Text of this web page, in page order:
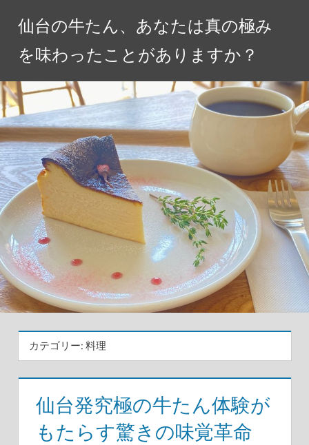
ツ
へ
ス
キ
ッ
プ
仙台の牛たん、あなたは真の極み
を味わったことがありますか？
カテゴリー: 料理
仙台発究極の牛たん体験が
もたらす驚きの味覚革命